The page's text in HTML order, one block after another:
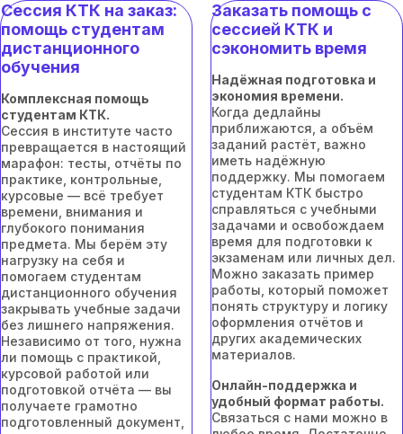
Сессия КТК на заказ:
помощь студентам
дистанционного
обучения
Комплексная помощь
студентам КТК.
Сессия в институте часто
превращается в настоящий
марафон: тесты, отчёты по
практике, контрольные,
курсовые — всё требует
времени, внимания и
глубокого понимания
предмета. Мы берём эту
нагрузку на себя и
помогаем студентам
дистанционного обучения
закрывать учебные задачи
без лишнего напряжения.
Независимо от того, нужна
ли помощь с практикой,
курсовой работой или
подготовкой отчёта — вы
получаете грамотно
подготовленный документ,
Заказать помощь с
сессией КТК и
сэкономить время
Надёжная подготовка и
экономия времени.
Когда дедлайны
приближаются, а объём
заданий растёт, важно
иметь надёжную
поддержку. Мы помогаем
студентам КТК быстро
справляться с учебными
задачами и освобождаем
время для подготовки к
экзаменам или личных дел.
Можно заказать пример
работы, который поможет
понять структуру и логику
оформления отчётов и
других академических
материалов.
Онлайн-поддержка и
удобный формат работы.
Связаться с нами можно в